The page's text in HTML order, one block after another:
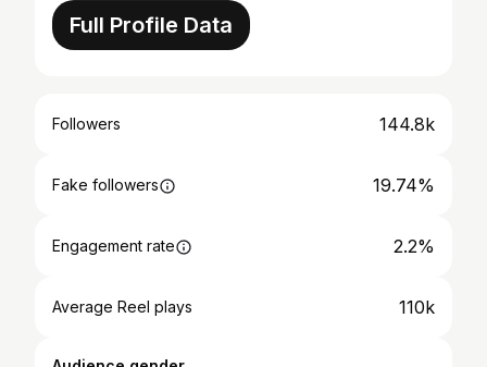
Full Profile Data
Followers 144.8k
Fake followers 19.74%
Engagement rate 2.2%
Average Reel plays 110k